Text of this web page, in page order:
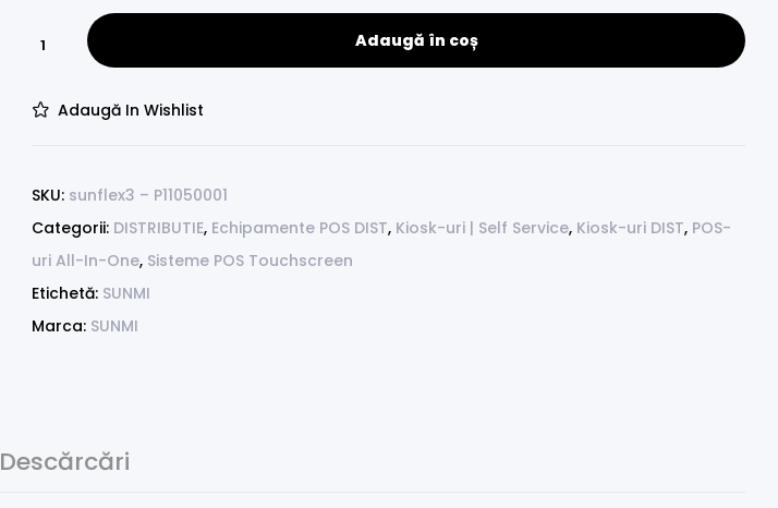
Adaugă în coș
Adaugă In Wishlist
SKU: sunflex3 – P11050001
Categorii: DISTRIBUTIE, Echipamente POS DIST, Kiosk-uri | Self Service, Kiosk-uri DIST, POS-
uri All-In-One, Sisteme POS Touchscreen
Etichetă: SUNMI
Marca: SUNMI
Descărcări